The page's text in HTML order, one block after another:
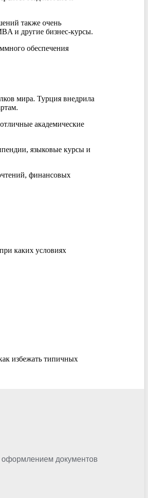
также очень
и другие бизнес-курсы.
обеспечения
мира. Турция внедрила
академические
языковые курсы и
финансовых
каких условиях
избежать типичных
документов